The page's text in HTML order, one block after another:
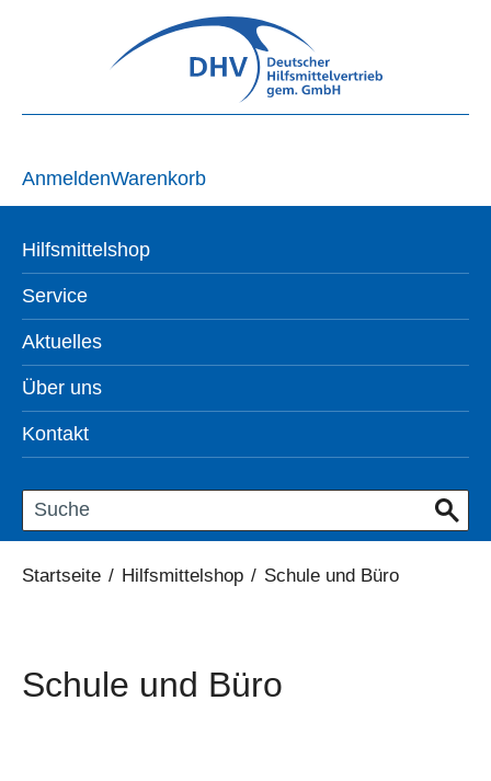
AnmeldenWarenkorb
Hilfsmittelshop
Service
Aktuelles
Über uns
Kontakt
Startseite / Hilfsmittelshop / Schule und Büro
Schule und Büro